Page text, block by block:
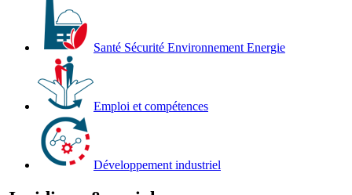
Santé Sécurité Environnement Energie
Emploi et compétences
Développement industriel